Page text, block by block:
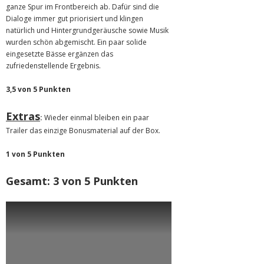
ganze Spur im Frontbereich ab. Dafür sind die
Dialoge immer gut priorisiert und klingen
natürlich und Hintergrundgeräusche sowie Musik
wurden schön abgemischt. Ein paar solide
eingesetzte Bässe ergänzen das
zufriedenstellende Ergebnis.
3,5 von 5 Punkten
Extras: Wieder einmal bleiben ein paar
Trailer das einzige Bonusmaterial auf der Box.
1 von 5 Punkten
Gesamt: 3 von 5 Punkten